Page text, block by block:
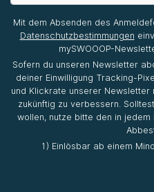
Mit dem Absenden des
Datenschutzbestimmungen
mySWOOOP-
Sofern du unseren Newsletter
deiner Einwilligung Tracking-
und Klickrate unserer Newsletter
zukünftig zu verbessern.
wollen, nutze bitte den in
1) Einlösbar ab einem